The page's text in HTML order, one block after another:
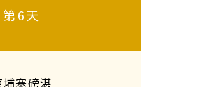
第6天
埔寨磅湛